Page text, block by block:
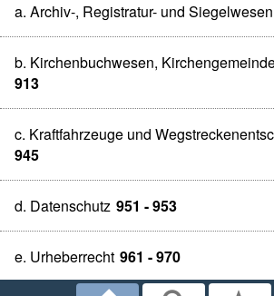
a. Archiv-, Registratur- und Siegelwesen
b. Kirchenbuchwesen,
913
c. Kraftfahrzeuge und
945
d. Datenschutz 951 - 953
e. Urheberrecht 961 - 970